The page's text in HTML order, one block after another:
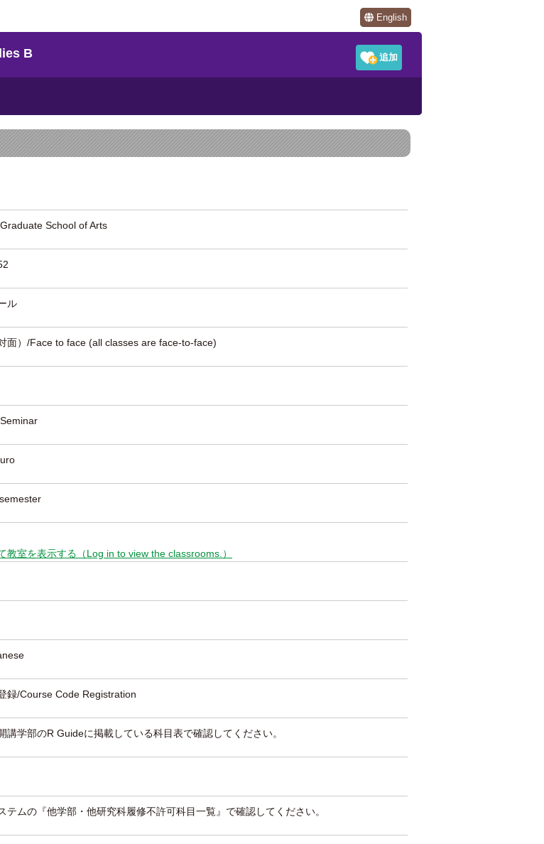
English
B
School of Arts
ル
面）/Face to face (all classes are face-to-face)
教室を表示する（Log in to view the classrooms.）
録/Course Code Registration
講学部のR Guideに掲載している科目表で確認してください。
テムの『他学部・他研究科履修不許可科目一覧』で確認してください。